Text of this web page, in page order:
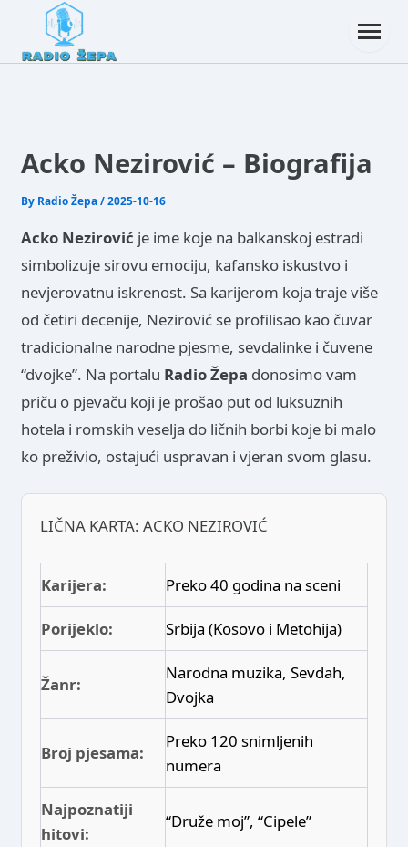
Acko Nezirović – Biografija
By Radio Žepa/2025-10-16
Acko Nezirović je ime koje na balkanskoj estradi
simbolizuje sirovu emociju, kafansko iskustvo i
nevjerovatnu iskrenost. Sa karijerom koja traje više
od četiri decenije, Nezirović se profilisao kao čuvar
tradicionalne narodne pjesme, sevdalinke i čuvene
“dvojke”. Na portalu Radio Žepa donosimo vam
priču o pjevaču koji je prošao put od luksuznih
hotela i romskih veselja do ličnih borbi koje bi malo
ko preživio, ostajući uspravan i vjeran svom glasu.
LIČNA KARTA: ACKO NEZIROVIĆ
Karijera: Preko 40 godina na sceni
Porijeklo: Srbija (Kosovo i Metohija)
Žanr:
Narodna muzika, Sevdah,
Dvojka
Broj pjesama:
Preko 120 snimljenih
numera
Najpoznatiji
hitovi:
“Druže moj”, “Cipele”